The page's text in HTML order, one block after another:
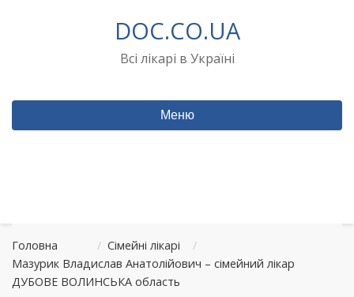
DOC.CO.UA
Всі лікарі в Україні
Меню
Головна / Сімейні лікарі
/
Мазурик Владислав Анатолійович – сімейний лікар
ДУБОВЕ ВОЛИНСЬКА область